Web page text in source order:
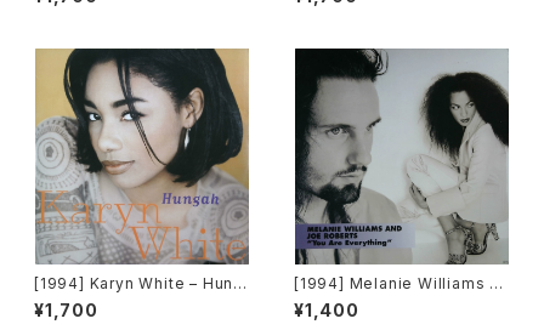
ecords]
pic]
[1994] Karyn White – Hung
ah [Warner Bros. Records]
¥1,700
[1994] Melanie Williams &
Joe Roberts – You Are Eve
rything [Columbia]
¥1,400